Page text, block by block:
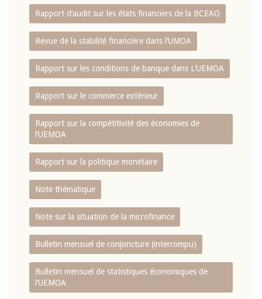
Rapport d‘audit sur les états financiers de la BCEAO
Revue de la stabilité financière dans l‘UMOA
Rapport sur les conditions de banque dans L‘UEMOA
Rapport sur le commerce extérieur
Rapport sur la compétitivité des économies de
l‘UEMOA
Rapport sur la politique monétaire
Note thématique
Note sur la situation de la microfinance
Bulletin mensuel de conjoncture (interrompu)
Bulletin mensuel de statistiques économiques de
l‘UEMOA